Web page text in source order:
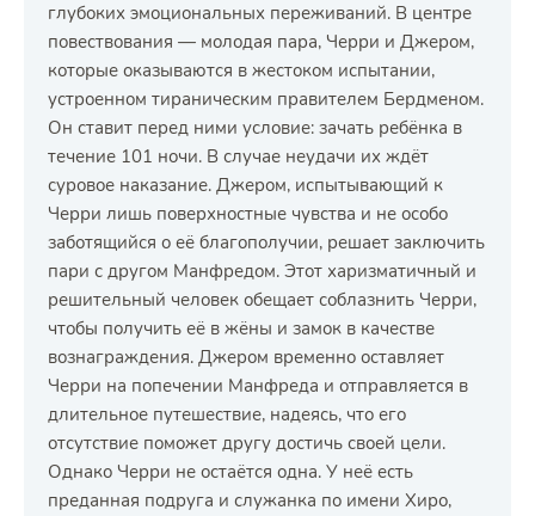
глубоких эмоциональных переживаний. В центре
повествования — молодая пара, Черри и Джером,
которые оказываются в жестоком испытании,
устроенном тираническим правителем Бердменом.
Он ставит перед ними условие: зачать ребёнка в
течение 101 ночи. В случае неудачи их ждёт
суровое наказание. Джером, испытывающий к
Черри лишь поверхностные чувства и не особо
заботящийся о её благополучии, решает заключить
пари с другом Манфредом. Этот харизматичный и
решительный человек обещает соблазнить Черри,
чтобы получить её в жёны и замок в качестве
вознаграждения. Джером временно оставляет
Черри на попечении Манфреда и отправляется в
длительное путешествие, надеясь, что его
отсутствие поможет другу достичь своей цели.
Однако Черри не остаётся одна. У неё есть
преданная подруга и служанка по имени Хиро,